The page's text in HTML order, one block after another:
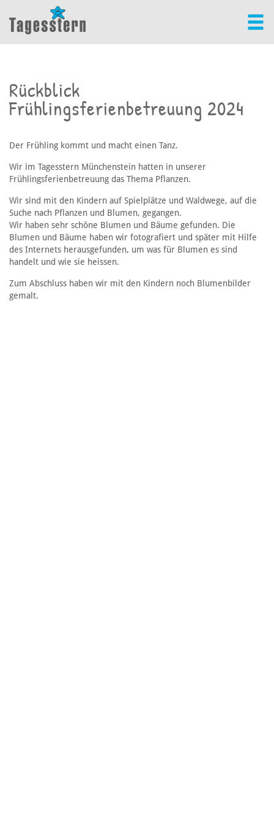
Rückblick
Frühlingsferienbetreuung 2024
Der Frühling kommt und macht einen Tanz.
Wir im Tagesstern Münchenstein hatten in unserer
Frühlingsferienbetreuung das Thema Pflanzen.
Wir sind mit den Kindern auf Spielplätze und Waldwege, auf die
Suche nach Pflanzen und Blumen, gegangen.
Wir haben sehr schöne Blumen und Bäume gefunden. Die
Blumen und Bäume haben wir fotografiert und später mit Hilfe
des Internets herausgefunden, um was für Blumen es sind
handelt und wie sie heissen.
Zum Abschluss haben wir mit den Kindern noch Blumenbilder
gemalt.